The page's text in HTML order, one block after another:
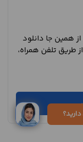
همین جا دانلود
طریق تلفن همراه،